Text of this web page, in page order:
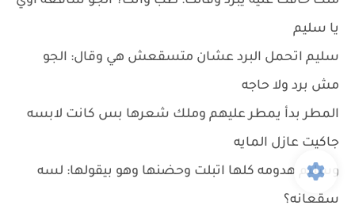
يا سليم
سليم اتحمل البرد عشان متسقعش هي وقال: الجو
مش برد ولا حاجه
المطر بدأ يمطر عليهم وملك شعرها بس كانت لابسه
جاكيت عازل المايه
وسليم هدومه كلها اتبلت وحضنها وهو بيقولها: لسه
سقعانه؟